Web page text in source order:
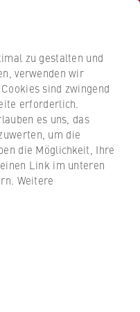
Polizei und
zu gestalten und
verwenden wir
sind zwingend
erforderlich.
es uns, das
um die
die Möglichkeit, Ihre
Link im unteren
Weitere